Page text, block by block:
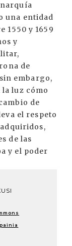
una entidad
1550 y 1659
y
de
embargo,
luz cómo
de
el respeto
de las
y el poder